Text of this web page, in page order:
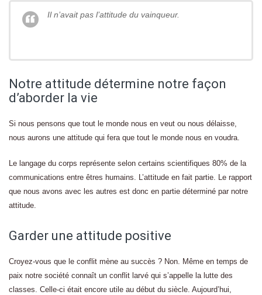
Il n’avait pas l’attitude du vainqueur.
Notre attitude détermine notre façon
d’aborder la vie
Si nous pensons que tout le monde nous en veut ou nous délaisse,
nous aurons une attitude qui fera que tout le monde nous en voudra.
Le langage du corps représente selon certains scientifiques 80% de la
communications entre êtres humains. L’attitude en fait partie. Le rapport
que nous avons avec les autres est donc en partie déterminé par notre
attitude.
Garder une attitude positive
Croyez-vous que le conflit mène au succès ? Non. Même en temps de
paix notre société connaît un conflit larvé qui s’appelle la lutte des
classes. Celle-ci était encore utile au début du siècle. Aujourd’hui,